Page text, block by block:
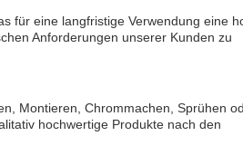
für eine langfristige Verwendung eine
Anforderungen unserer Kunden zu
Montieren, Chrommachen, Sprühen
hochwertige Produkte nach den